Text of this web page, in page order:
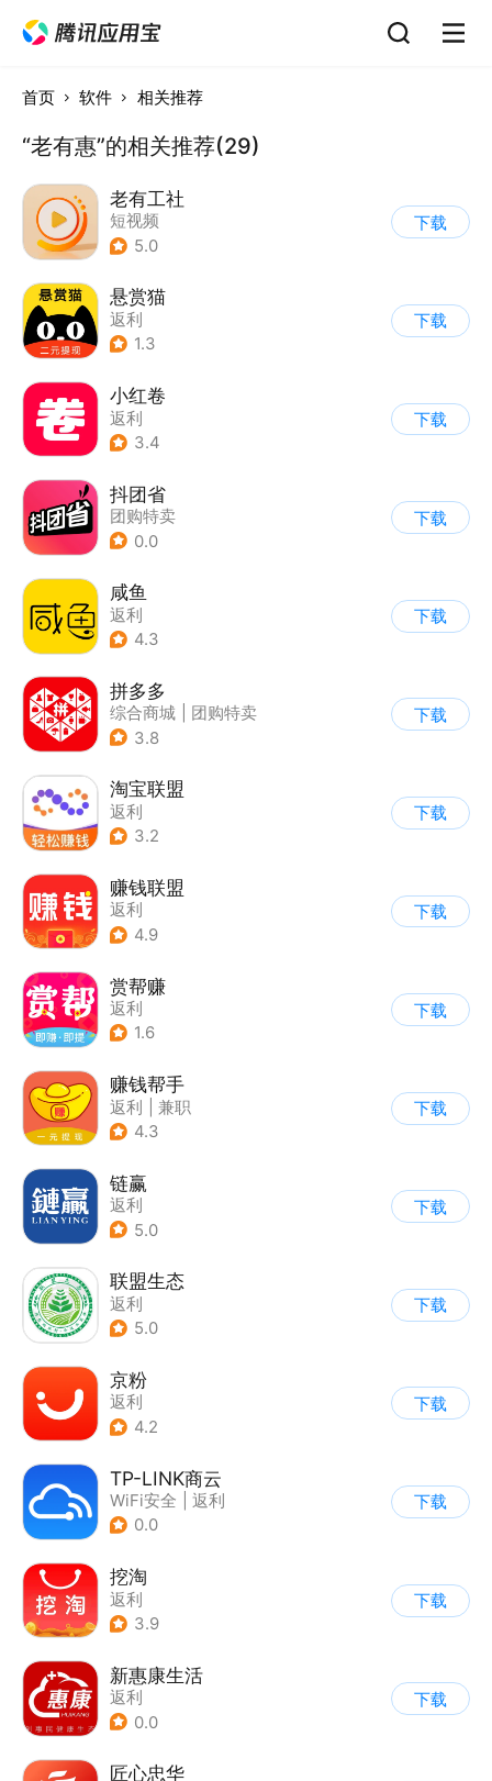
首页 软件 相关推荐
“老有惠”的相关推荐(29)
老有工社
短视频
5.0
下载
悬赏猫
返利
1.3
下载
小红卷
返利
3.4
下载
抖团省
团购特卖
0.0
下载
咸鱼
返利
4.3
下载
拼多多
综合商城
团购特卖
3.8
下载
淘宝联盟
返利
3.2
下载
赚钱联盟
返利
4.9
下载
赏帮赚
返利
1.6
下载
赚钱帮手
返利
兼职
4.3
下载
链赢
返利
5.0
下载
联盟生态
返利
5.0
下载
京粉
返利
4.2
下载
TP-LINK商云
WiFi安全
返利
0.0
下载
挖淘
返利
3.9
下载
新惠康生活
返利
0.0
下载
匠心忠华